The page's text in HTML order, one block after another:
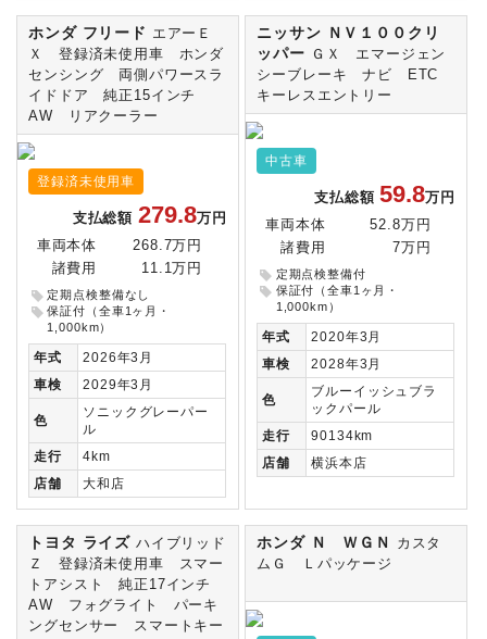
ホンダ フリード エアーＥ
Ｘ 登録済未使用車 ホンダ
センシング 両側パワースラ
イドドア 純正15インチ
AW リアクーラー
登録済未使用車
支払総額 279.8万円
車両本体
268.7万円
諸費用
11.1万円
定期点検整備なし
保証付（全車1ヶ月・
1,000km）
年式
2026年3月
車検
2029年3月
色
ソニックグレーパー
ル
走行
4km
店舗
大和店
ニッサン ＮＶ１００クリ
ッパー
ＧＸ エマージェン
シーブレーキ ナビ ETC
キーレスエントリー
中古車
支払総額59.8万円
車両本体
52.8万円
諸費用
7万円
定期点検整備付
保証付（全車1ヶ月・
1,000km）
年式
2020年3月
車検
2028年3月
色
ブルーイッシュブラ
ックパール
走行
90134km
店舗
横浜本店
トヨタ ライズ ハイブリッド
Ｚ 登録済未使用車 スマー
トアシスト 純正17インチ
AW フォグライト パーキ
ングセンサー スマートキー
ホンダ Ｎ ＷＧＮ
カスタ
ムＧ Ｌパッケージ